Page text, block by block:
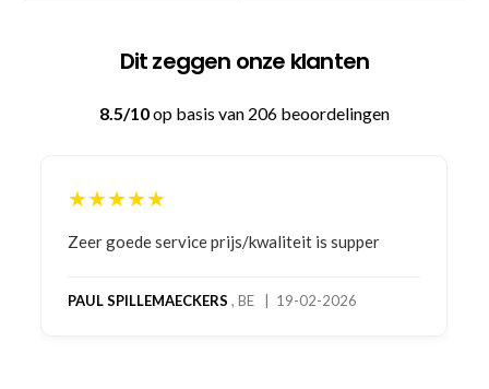
Dit zeggen onze klanten
8.5/10op basis van 206 beoordelingen
★★★★★
Bestelling gedaan vanwege goede prijzen en
bestelling al ontvangen met gifts, waardoor je